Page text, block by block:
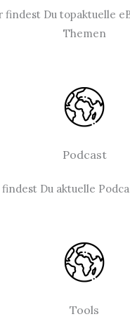
findest Du topaktuelle
Themen
Podcast
Du aktuelle
Tools